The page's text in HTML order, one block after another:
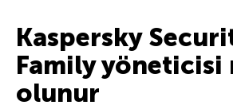
Kaspersky
Family yöneticisi
olunur